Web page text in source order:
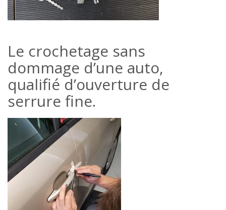
Le crochetage sans
dommage d’une auto,
qualifié d’ouverture de
serrure fine.